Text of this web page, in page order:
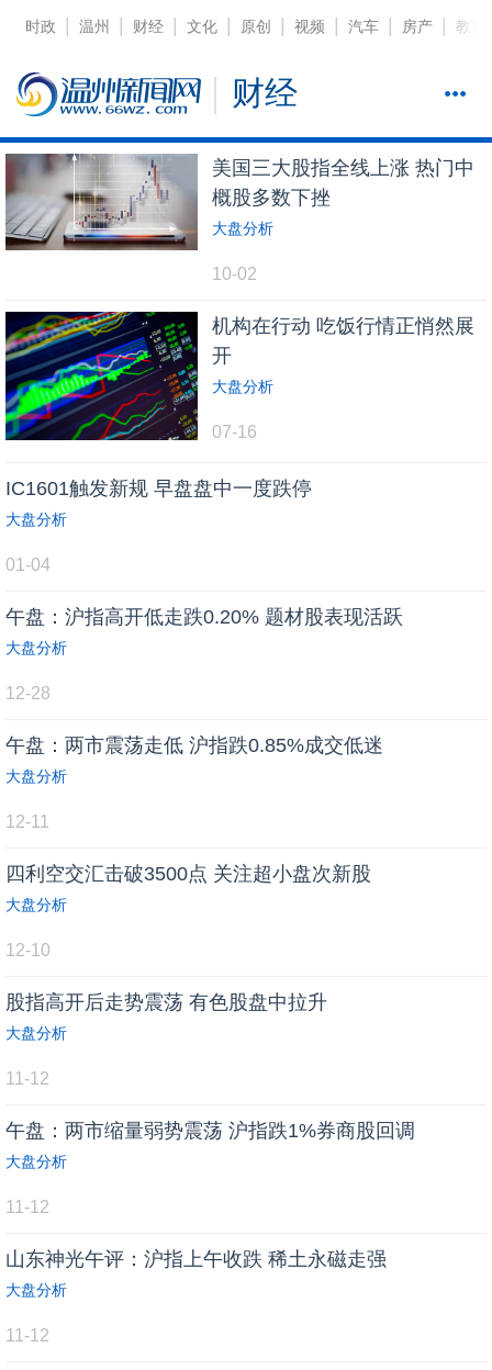
时政 温州 财经 文化 原创 视频 汽车 房产 教育
财经
美国三大股指全线上涨 热门中
概股多数下挫
大盘分析
10-02
机构在行动 吃饭行情正悄然展
开
大盘分析
07-16
IC1601触发新规 早盘盘中一度跌停
大盘分析
01-04
午盘：沪指高开低走跌0.20% 题材股表现活跃
大盘分析
12-28
午盘：两市震荡走低 沪指跌0.85%成交低迷
大盘分析
12-11
四利空交汇击破3500点 关注超小盘次新股
大盘分析
12-10
股指高开后走势震荡 有色股盘中拉升
大盘分析
11-12
午盘：两市缩量弱势震荡 沪指跌1%券商股回调
大盘分析
11-12
山东神光午评：沪指上午收跌 稀土永磁走强
大盘分析
11-12